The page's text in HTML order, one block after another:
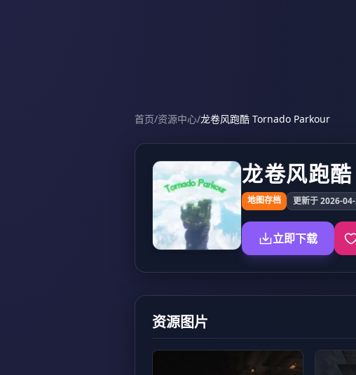
首页/资源中心/龙卷风跑酷 Tornado Parkour
龙卷风跑
地图存档 更新于 2026-
立即下载
资源图片